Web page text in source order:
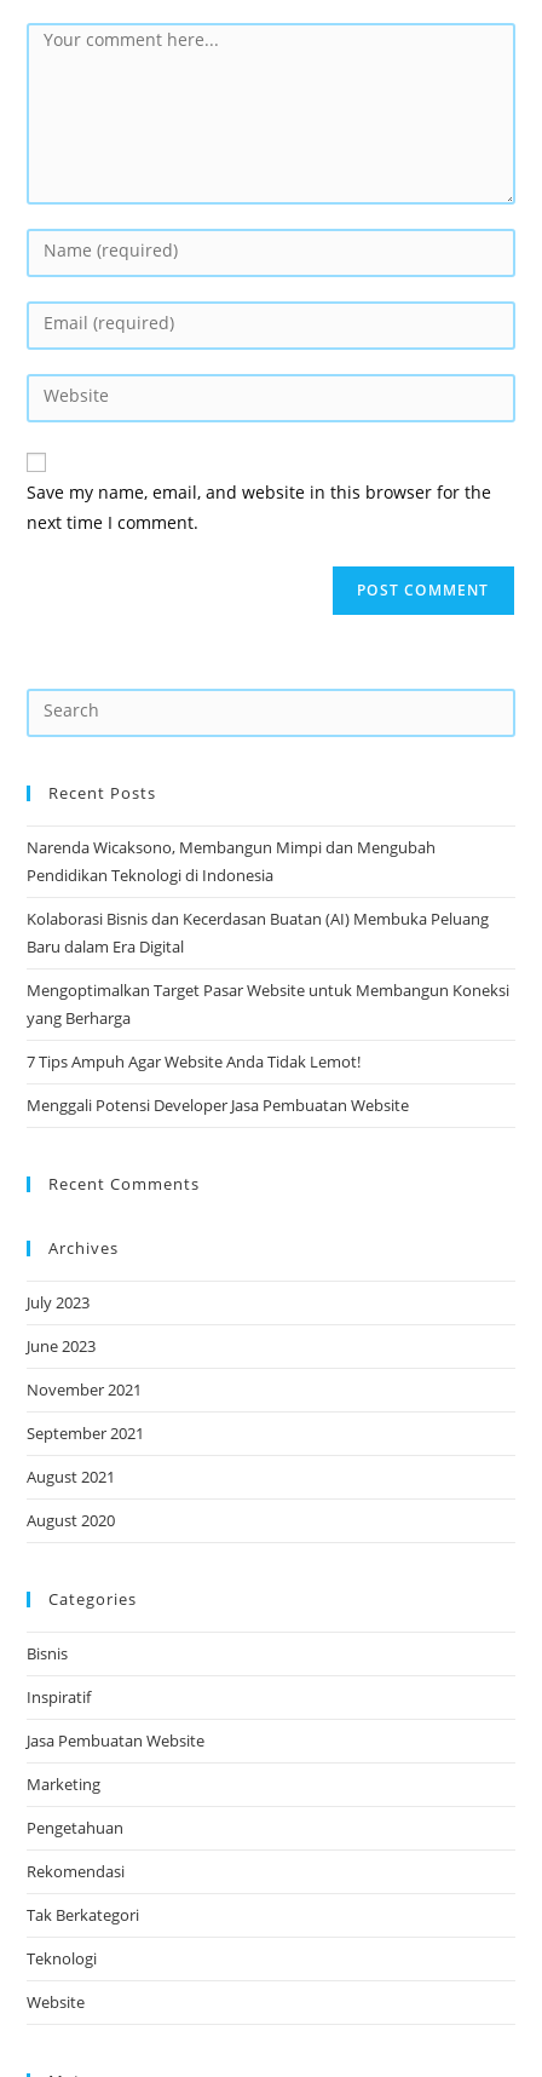
Save my name, email, and website in this browser for the
next time I comment.
Recent Posts
Narenda Wicaksono, Membangun Mimpi dan Mengubah
Pendidikan Teknologi di Indonesia
Kolaborasi Bisnis dan Kecerdasan Buatan (AI) Membuka Peluang
Baru dalam Era Digital
Mengoptimalkan Target Pasar Website untuk Membangun Koneksi
yang Berharga
7 Tips Ampuh Agar Website Anda Tidak Lemot!
Menggali Potensi Developer Jasa Pembuatan Website
Recent Comments
Archives
July 2023
June 2023
November 2021
September 2021
August 2021
August 2020
Categories
Bisnis
Inspiratif
Jasa Pembuatan Website
Marketing
Pengetahuan
Rekomendasi
Tak Berkategori
Teknologi
Website